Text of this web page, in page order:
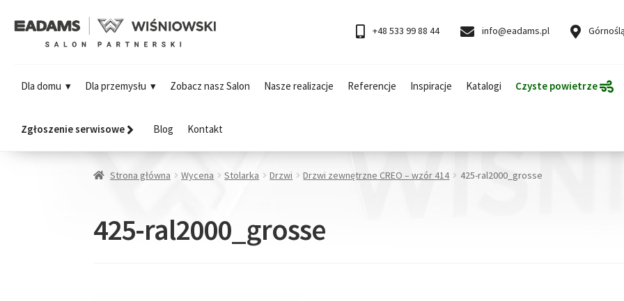
+48 533 99 88 44 info@eadams.pl
Dla domu Dla przemysłu Zobacz nasz Salon Nasze realizacje Referencje Inspiracje Katalogi Czyste powietrze
Zgłoszenie serwisowe Blog Kontakt
Strona główna Wycena Stolarka Drzwi Drzwi zewnętrzne CREO – wzór 414 425-ral2000_grosse
425-ral2000_grosse